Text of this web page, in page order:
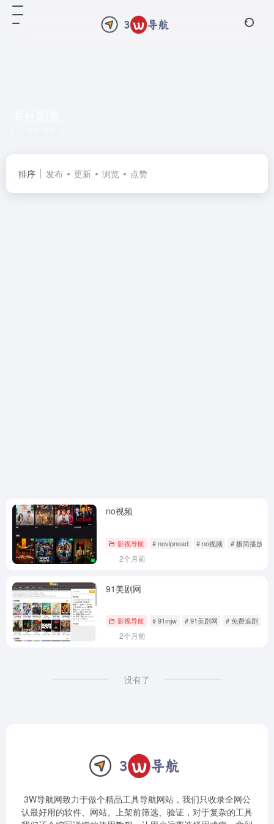
排序 发布 更新 浏览 点赞
no视频
影视导航 # novipnoad # no视频 # 极简播放器
2个月前
91美剧网
影视导航 # 91mjw # 91美剧网 # 免费追剧
2个月前
没有了
3W导航网致力于做个精品工具导航网站，我们只收录全网公
认最好用的软件、网站。上架前筛选、验证，对于复杂的工具